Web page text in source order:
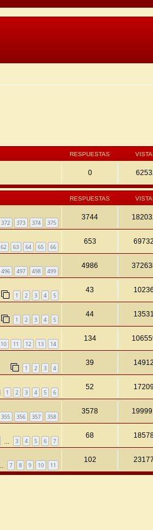
RESPUESTAS
0
RESPUESTAS
372 373 374 375
3744
62 63 64 65 66
653
496 497 498 499
4986
1 2 3 4 5
43
1 2 3 4 5
44
10 11 12 13 14
134
1 2 3 4
39
1 2 3 4 5 6
52
355 356 357 358
3578
3 4 5 6 7
68
7 8 9 10 11
102